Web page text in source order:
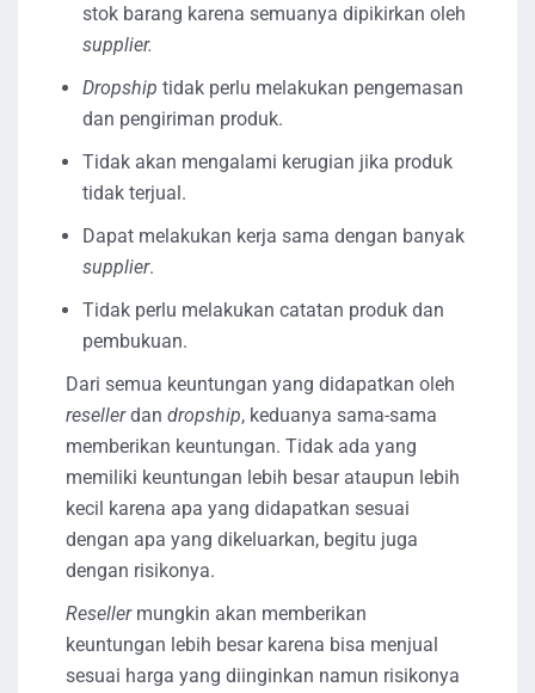
stok barang karena semuanya dipikirkan oleh
supplier.
Dropship tidak perlu melakukan pengemasan
dan pengiriman produk.
Tidak akan mengalami kerugian jika produk
tidak terjual.
Dapat melakukan kerja sama dengan banyak
supplier.
Tidak perlu melakukan catatan produk dan
pembukuan.
Dari semua keuntungan yang didapatkan oleh
resellerdan dropship, keduanya sama-sama
memberikan keuntungan. Tidak ada yang
memiliki keuntungan lebih besar ataupun lebih
kecil karena apa yang didapatkan sesuai
dengan apa yang dikeluarkan, begitu juga
dengan risikonya.
Reseller mungkin akan memberikan
keuntungan lebih besar karena bisa menjual
sesuai harga yang diinginkan namun risikonya